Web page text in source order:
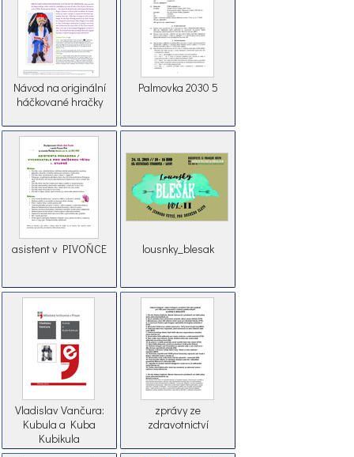
Návod na originální
háčkované hračky
Palmovka 2030 5
asistent v PIVOŇCE lousnky_blesak
Vladislav Vančura:
Kubula a Kuba
Kubikula
zprávy ze
zdravotnictví